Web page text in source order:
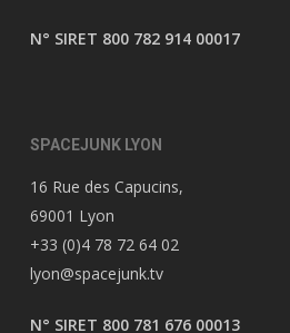
N° SIRET 800 782 914 00017
SPACEJUNK LYON
16 Rue des Capucins,
69001 Lyon
+33 (0)4 78 72 64 02
lyon@spacejunk.tv
N° SIRET 800 781 676 00013